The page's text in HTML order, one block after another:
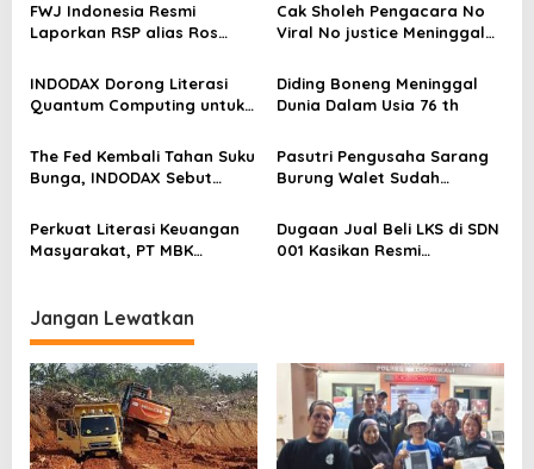
p
o
s
FWJ Indonesia Resmi
Laporkan RSP alias Ros
Cak Sholeh Pengacara No
Viral No justice Meninggal
INDODAX Dorong Literasi
Quantum Computing untuk
Blockchain
Diding Boneng Meninggal
Dunia Dalam Usia 76 th
The Fed Kembali Tahan Suku
Bunga, INDODAX Sebut
Sentimen Pasar
Pasutri Pengusaha Sarang
Burung Walet Sudah
Pelapor Desak Polda Jambi
Segera Lakukan Penahanan
Perkuat Literasi Keuangan
Masyarakat, PT MBK
Dugaan Jual Beli LKS di SDN
001 Kasikan Resmi
Jangan Lewatkan